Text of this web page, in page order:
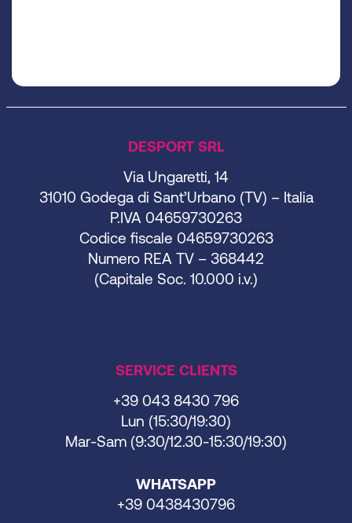
DESPORT SRL
Via Ungaretti, 14
31010 Godega di Sant’Urbano (TV) – Italia
P.IVA 04659730263
Codice fiscale 04659730263
Numero REA TV – 368442
(Capitale Soc. 10.000 i.v.)
SERVICE CLIENTS
+39 043 8430 796
Lun (15:30/19:30)
Mar-Sam (9:30/12.30-15:30/19:30)
WHATSAPP
+39 0438430796